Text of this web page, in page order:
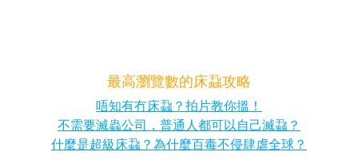
最高瀏覽數的床蝨攻略
唔知有冇床蝨？拍片教你搵！
不需要滅蟲公司，普通人都可以自己滅蝨？
什麼是超級床蝨？為什麼百毒不侵肆虐全球？